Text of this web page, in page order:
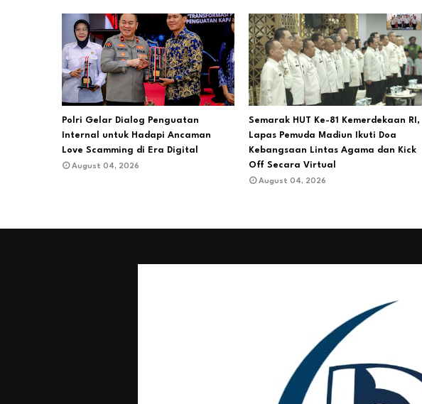
Polri Gelar Dialog Penguatan
Internal untuk Hadapi Ancaman
Love Scamming di Era Digital
August 04, 2026
Semarak HUT Ke-81 Kemerdekaan RI,
Lapas Pemuda Madiun Ikuti Doa
Kebangsaan Lintas Agama dan Kick
Off Secara Virtual
August 04, 2026